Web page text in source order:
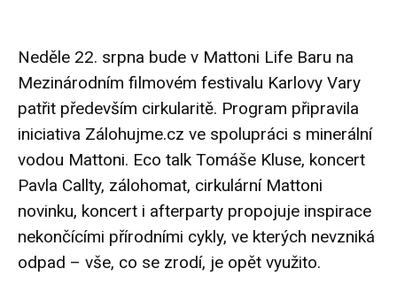
Neděle 22. srpna bude v Mattoni Life Baru na
Mezinárodním filmovém festivalu Karlovy Vary
patřit především cirkularitě. Program připravila
iniciativa Zálohujme.cz ve spolupráci s minerální
vodou Mattoni. Eco talk Tomáše Kluse, koncert
Pavla Callty, zálohomat, cirkulární Mattoni
novinku, koncert i afterparty propojuje inspirace
nekončícími přírodními cykly, ve kterých nevzniká
odpad – vše, co se zrodí, je opět využito.